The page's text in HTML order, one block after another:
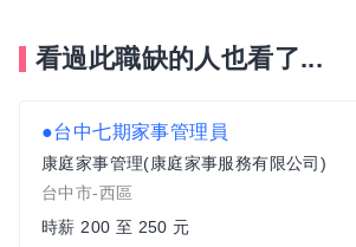
看過此職缺的人也看了...
●台中七期家事管理員
康庭家事管理(康庭家事服務有限公司)
台中市-西區
時薪 200 至 250 元